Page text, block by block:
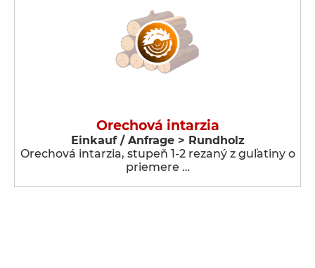
Orechová intarzia
Einkauf / Anfrage > Rundholz
Orechová intarzia, stupeň 1-2 rezaný z guľatiny o
priemere …